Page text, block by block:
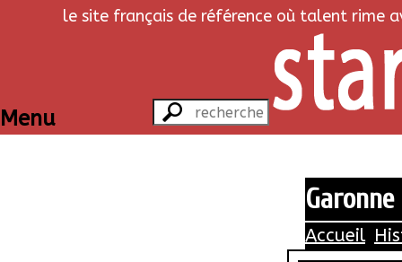
le site français de référence où talent rime
Menu
Garonne
Accueil